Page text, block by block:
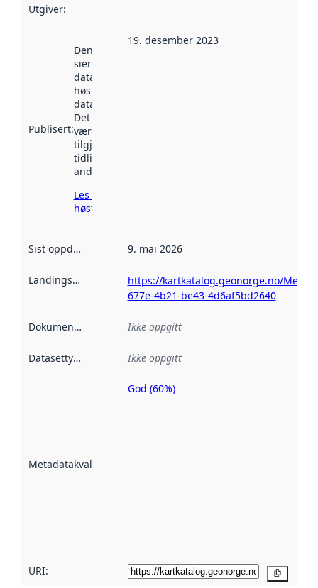
Utgiver:
Publisert:
Denne datoen
sier når
datasettet ble
høstet av
data.norge.no.
Det kan ha
vært
tilgjengelig
tidligere
andre steder.
Les mer om
høsting her
19. desember 2023
Sist oppdatert 9. mai 2026
Landingsside
https://kartkatalog.geonorge.no/
677e-4b21-be43-4d6af5bd2640
Dokumentasjon Ikke oppgitt
Datasettype Ikke oppgitt
Metadatakvalitet
Metadatakvalitet
God (60%)
URI: